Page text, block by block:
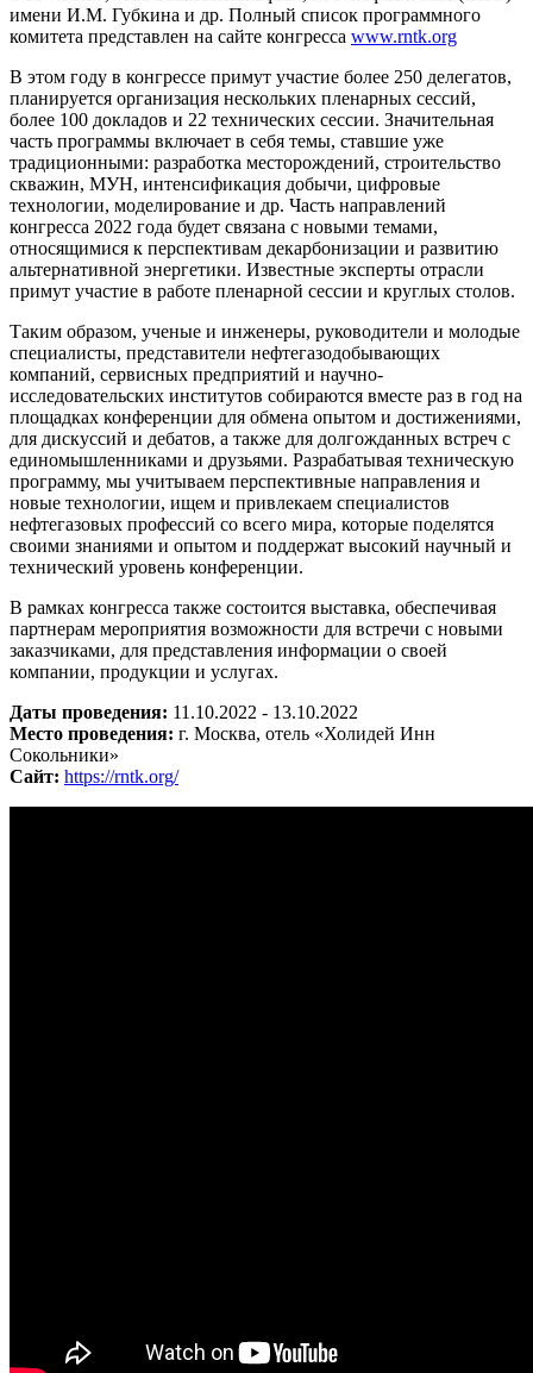
имени И.М. Губкина и др. Полный список программного
комитета представлен на сайте конгресса www.rntk.org
В этом году в конгрессе примут участие более 250 делегатов,
планируется организация нескольких пленарных сессий,
более 100 докладов и 22 технических сессии. Значительная
часть программы включает в себя темы, ставшие уже
традиционными: разработка месторождений, строительство
скважин, МУН, интенсификация добычи, цифровые
технологии, моделирование и др. Часть направлений
конгресса 2022 года будет связана с новыми темами,
относящимися к перспективам декарбонизации и развитию
альтернативной энергетики. Известные эксперты отрасли
примут участие в работе пленарной сессии и круглых столов.
Таким образом, ученые и инженеры, руководители и молодые
специалисты, представители нефтегазодобывающих
компаний, сервисных предприятий и научно-
исследовательских институтов собираются вместе раз в год на
площадках конференции для обмена опытом и достижениями,
для дискуссий и дебатов, а также для долгожданных встреч с
единомышленниками и друзьями. Разрабатывая техническую
программу, мы учитываем перспективные направления и
новые технологии, ищем и привлекаем специалистов
нефтегазовых профессий со всего мира, которые поделятся
своими знаниями и опытом и поддержат высокий научный и
технический уровень конференции.
В рамках конгресса также состоится выставка, обеспечивая
партнерам мероприятия возможности для встречи с новыми
заказчиками, для представления информации о своей
компании, продукции и услугах.
Даты проведения: 11.10.2022 - 13.10.2022
Место проведения: г. Москва, отель «Холидей Инн
Сокольники»
Сайт: https://rntk.org/